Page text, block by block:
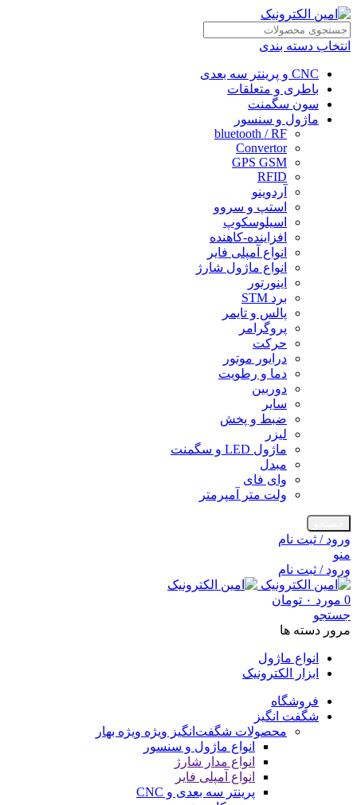
انتخاب دسته بندی
CNC و پرینتر سه بعدی
باطری و متعلقات
سون سگمنت
ماژول و سنسور
bluetooth / RF
Convertor
GPS GSM
RFID
آردوینو
استپ و سروو
اسیلوسکوپ
افزاینده-کاهنده
انواع آمپلی فایر
انواع ماژول شارژ
اینورتور
برد STM
پالس و تایمر
پروگرامر
حرکت
درایور موتور
دما و رطویت
دوربین
سایر
ضبط و پخش
لیزر
ماژول LED و سگمنت
مبدل
وای فای
ولت متر آمپرمتر
ورود / ثبت نام
منو
ورود / ثبت نام
0 مورد ۰ تومان
جستجو
مرور دسته ها
انواع ماژول
ابزار الکترونیک
فروشگاه
شگفت انگیز
محصولات شگفت‌انگیز ویژه ویژه بهار
انواع ماژول و سنسور
انواع مدار شارژ
انواع آمپلی فایر
پرینتر سه بعدی و CNC